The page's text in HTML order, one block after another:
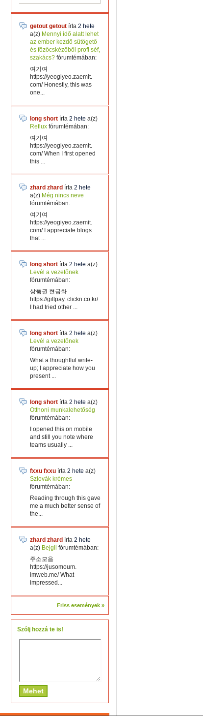
getout getout írta 2 hete
a(z) Mennyi idő alatt lehet
az ember kezdő sütögető
és főzőcskézőből profi séf,
szakács? fórumtémában:
여기여
https://yeogiyeo.zaemit.
com/ Honestly, this was
one...
long short írta 2 hete a(z)
Reflux fórumtémában:
여기여
https://yeogiyeo.zaemit.
com/ When I first opened
this ...
zhard zhard írta 2 hete
a(z) Még nincs neve
fórumtémában:
여기여
https://yeogiyeo.zaemit.
com/ I appreciate blogs
that ...
long short írta 2 hete a(z)
Levél a vezetőnek
fórumtémában:
상품권 현금화
https://giftpay. clickn.co.kr/
I had tried other ...
long short írta 2 hete a(z)
Levél a vezetőnek
fórumtémában:
What a thoughtful write-
up; I appreciate how you
present ...
long short írta 2 hete a(z)
Otthoni munkalehetőség
fórumtémában:
I opened this on mobile
and still you note where
teams usually ...
fxxu fxxu írta 2 hete a(z)
Szlovák krémes
fórumtémában:
Reading through this gave
me a much better sense of
the...
zhard zhard írta 2 hete
a(z) Bejgli fórumtémában:
주소모음
https://jusomoum.
imweb.me/ What
impressed...
Friss események »
Szólj hozzá te is!